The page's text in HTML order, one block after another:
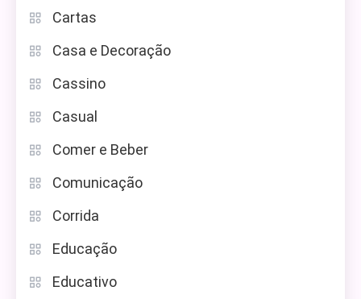
Cartas
Casa e Decoração
Cassino
Casual
Comer e Beber
Comunicação
Corrida
Educação
Educativo